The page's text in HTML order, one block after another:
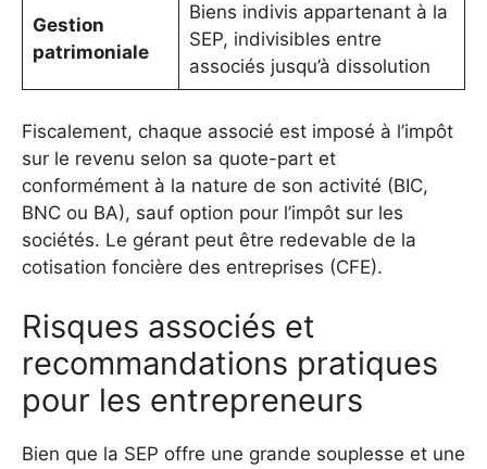
Gestion
patrimoniale
Biens indivis appartenant à la
SEP, indivisibles entre
associés jusqu’à dissolution
Fiscalement, chaque associé est imposé à l’impôt
sur le revenu selon sa quote-part et
conformément à la nature de son activité (BIC,
BNC ou BA), sauf option pour l’impôt sur les
sociétés. Le gérant peut être redevable de la
cotisation foncière des entreprises (CFE).
Risques associés et
recommandations pratiques
pour les entrepreneurs
Bien que la SEP offre une grande souplesse et une